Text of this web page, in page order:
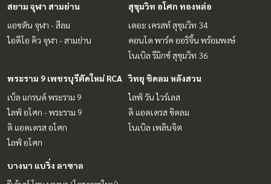
สยาม จุฬา สามย่าน
แอชตัน จุฬา - สีลม
ไอดีโอ คิว จุฬา - สามย่าน
สุขุมวิท อโศก ทองหล่อ
เดอะ เครสท์ สุขุมวิท 34
คอนโด พาร์ค ออริจิ้น พร้อมพงษ์
โนเบิล รีมิกซ์ สุขุมวิท 36
พระราม 9 เพชรบุรีตัดใหม่ RCA
เบ็ล แกรนด์ พระราม 9
ไลฟ์ อโศก - พระราม 9
ดิ แอดเดรส อโศก
ไลฟ์ อโศก
วิทยุ ชิดลม หลังสวน
ไลฟ์ วัน ไวร์เลส
ดิ แอดเดรส ชิดลม
โนเบิล เพลินจิต
บางนา แบริ่ง ลาซาล